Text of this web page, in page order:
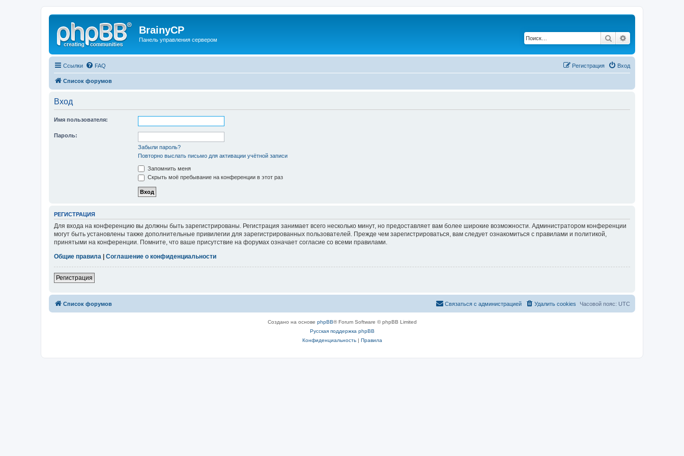
BrainyCP
Панель управления сервером Поиск
Ссылки FAQ Вход
Регистрация
Список форумов
Вход
Имя пользователя:
Пароль:
Забыли пароль?
Повторно выслать письмо для активации учётной записи
Запомнить меня
Скрыть моё пребывание на конференции в этот раз
РЕГИСТРАЦИЯ
Для входа на конференцию вы должны быть зарегистрированы. Регистрация занимает всего несколько минут, но предоставляет вам более широкие возможности. Администратором конференции
могут быть установлены также дополнительные привилегии для зарегистрированных пользователей. Прежде чем зарегистрироваться, вам следует ознакомиться с правилами и политикой,
принятыми на конференции. Помните, что ваше присутствие на форумах означает согласие со всеми правилами.
Общие правила
Соглашение о конфиденциальности
Регистрация
Список форумов Часовой пояс: UTC
Удалить cookies
Связаться с администрацией
Создано на основе phpBB® Forum Software © phpBB Limited
Русская поддержка phpBB
Конфиденциальность| Правила